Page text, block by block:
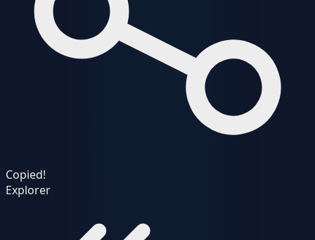
Copied!
Explorer